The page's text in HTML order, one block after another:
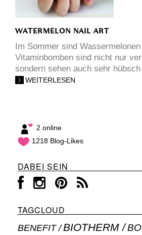
WATERMELON NAIL ART
Im Sommer sind
Vitaminbomben sind nicht nur
sondern sehen auch sehr hübsch
WEITERLESEN
2 online
1218 Blog-Likes
DABEI SEIN
TAGCLOUD
BENEFIT BIOTHERM